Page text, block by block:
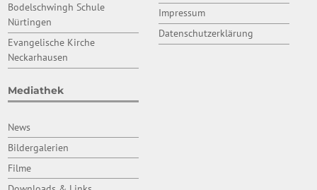
Bodelschwingh Schule
Nürtingen
Evangelische Kirche
Neckarhausen
Mediathek
News
Bildergalerien
Filme
Impressum
Datenschutzerklärung